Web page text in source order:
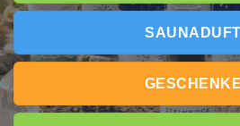
SAUNADUFT
GESCHENKE